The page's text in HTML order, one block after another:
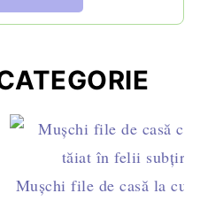
porc - aperitiv rece
Mușchi file de casă la